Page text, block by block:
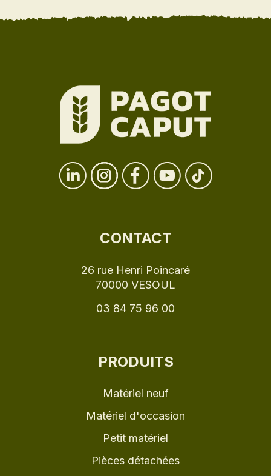
CONTACT
26 rue Henri Poincaré
70000 VESOUL
03 84 75 96 00
PRODUITS
Matériel neuf
Matériel d'occasion
Petit matériel
Pièces détachées